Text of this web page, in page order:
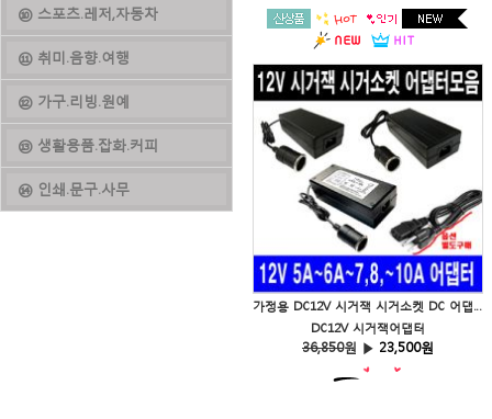
⑩ 스포츠.레저,자동차
⑪ 취미.음향.여행
⑫ 가구.리빙.원예
⑬ 생활용품.잡화.커피
⑭ 인쇄.문구.사무
가정용 DC12V 시거잭 시거소켓 DC 어댑터 자동차전기아답터
DC12V 시거잭어댑터
36,850원 ▶ 23,500원